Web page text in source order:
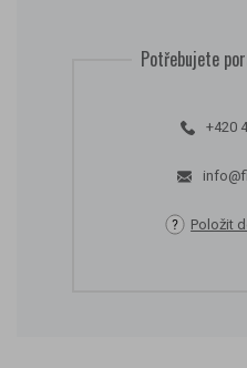
Potřebujete
+420
Položit